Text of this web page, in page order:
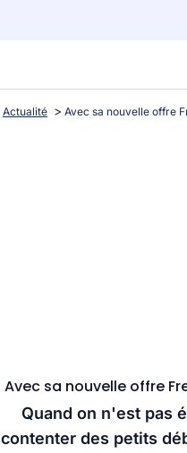
Actualité
Avec sa nouvelle offre
Quand on n'est pas
contenter des petits